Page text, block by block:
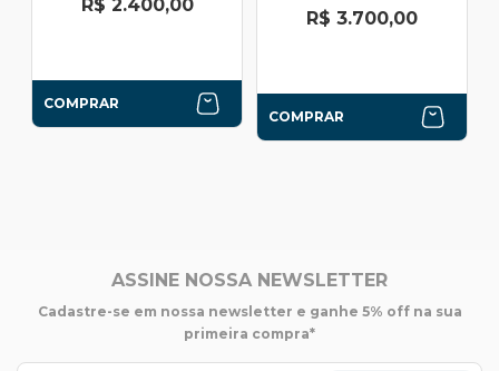
R$ 2.400,00
COMPRAR
R$ 3.700,00
COMPRAR
ASSINE NOSSA NEWSLETTER
Cadastre-se em nossa newsletter e ganhe 5% off na sua
primeira compra*